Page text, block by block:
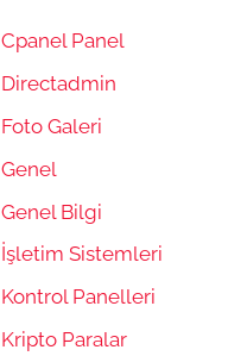
Cpanel Panel
Directadmin
Foto Galeri
Genel
Genel Bilgi
İşletim Sistemleri
Kontrol Panelleri
Kripto Paralar